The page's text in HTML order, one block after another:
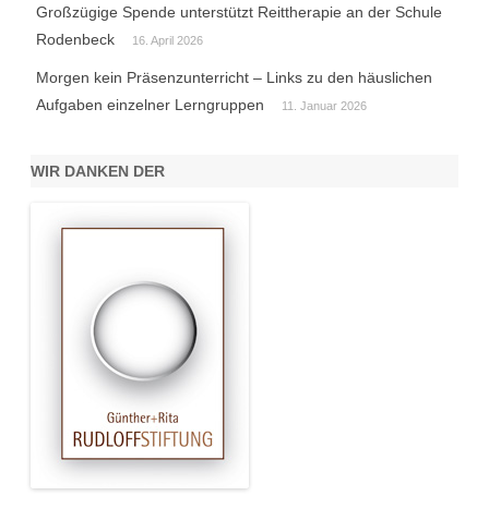
Großzügige Spende unterstützt Reittherapie an der Schule
Rodenbeck
16. April 2026
Morgen kein Präsenzunterricht – Links zu den häuslichen
Aufgaben einzelner Lerngruppen
11. Januar 2026
WIR DANKEN DER